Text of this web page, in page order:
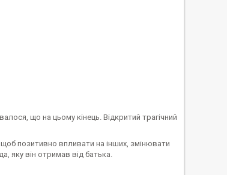
що на цьому кінець. Відкритий трагічний
позитивно впливати на інших, змінювати
яку він отримав від батька.